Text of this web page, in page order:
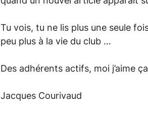
Tu vois, tu ne lis plus une seule
peu plus à la vie du club …
Des adhérents actifs, moi j’aime
Jacques Courivaud